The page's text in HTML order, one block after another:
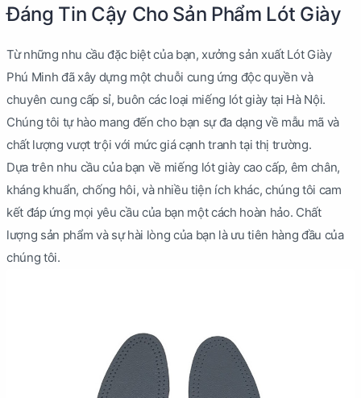
Đáng Tin Cậy Cho Sản Phẩm Lót Giày
Từ những nhu cầu đặc biệt của bạn, xưởng sản xuất Lót Giày
Phú Minh đã xây dựng một chuỗi cung ứng độc quyền và
chuyên cung cấp sỉ, buôn các loại miếng lót giày tại Hà Nội.
Chúng tôi tự hào mang đến cho bạn sự đa dạng về mẫu mã và
chất lượng vượt trội với mức giá cạnh tranh tại thị trường.
Dựa trên nhu cầu của bạn về miếng lót giày cao cấp, êm chân,
kháng khuẩn, chống hôi, và nhiều tiện ích khác, chúng tôi cam
kết đáp ứng mọi yêu cầu của bạn một cách hoàn hảo. Chất
lượng sản phẩm và sự hài lòng của bạn là ưu tiên hàng đầu của
chúng tôi.